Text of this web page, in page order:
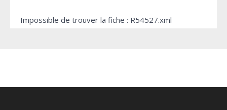
Impossible de trouver la fiche : R54527.xml